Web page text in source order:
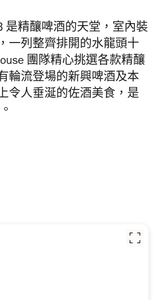
是精釀啤酒的天堂，室內裝
一列整齊排開的水龍頭十
團隊精心挑選各款精釀
輪流登場的新興啤酒及本
令人垂涎的佐酒美食，是